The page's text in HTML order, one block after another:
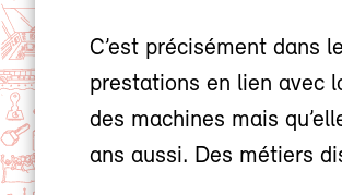
C’est précisément dans
prestations en lien avec
des machines mais
ans aussi. Des métiers